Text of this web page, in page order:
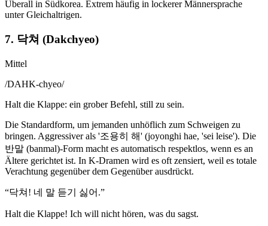
Überall in Südkorea. Extrem häufig in lockerer Männersprache
unter Gleichaltrigen.
7. 닥쳐 (Dakchyeo)
Mittel
/DAHK-chyeo/
Halt die Klappe: ein grober Befehl, still zu sein.
Die Standardform, um jemanden unhöflich zum Schweigen zu
bringen. Aggressiver als '조용히 해' (joyonghi hae, 'sei leise'). Die
반말 (banmal)-Form macht es automatisch respektlos, wenn es an
Ältere gerichtet ist. In K-Dramen wird es oft zensiert, weil es totale
Verachtung gegenüber dem Gegenüber ausdrückt.
“닥쳐! 네 말 듣기 싫어.”
Halt die Klappe! Ich will nicht hören, was du sagst.